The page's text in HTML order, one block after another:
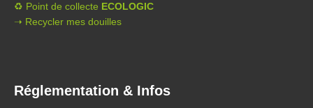
♻️ Point de collecte ECOLOGIC
➝ Recycler mes douilles
Réglementation & Infos